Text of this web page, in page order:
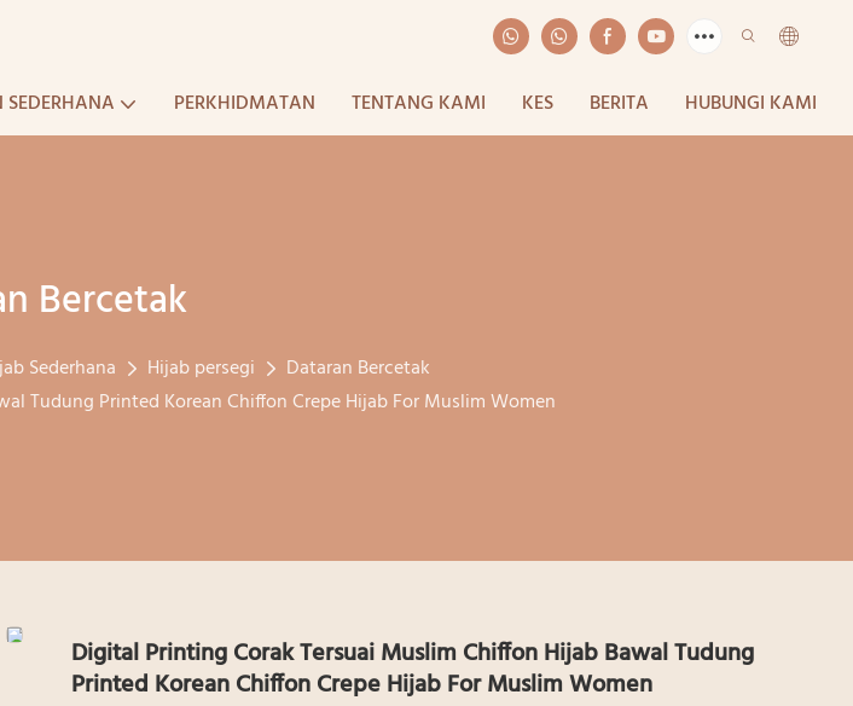
PERKHIDMATAN TENTANG KAMI KES BERITA HUBUNGI KAMI
Bercetak
Sederhana Hijab persegi
Dataran Bercetak
Tudung Printed Korean Chiffon Crepe Hijab For Muslim Women
Digital Printing Corak Tersuai Muslim Chiffon Hijab Bawal Tudung
Printed Korean Chiffon Crepe Hijab For Muslim Women